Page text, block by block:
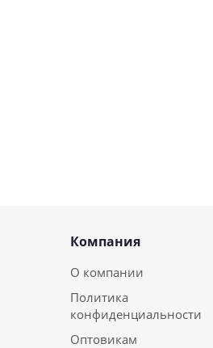
Компания
О компании
Политика
конфиденциальности
Оптовикам